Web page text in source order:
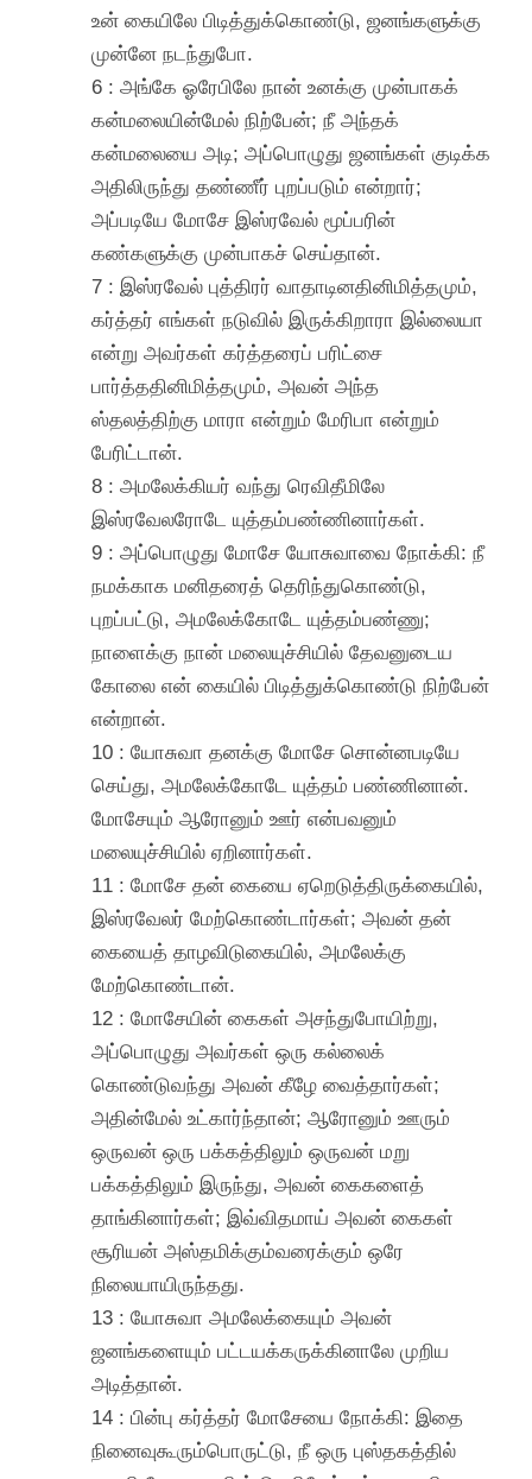
உன் கையிலே பிடித்துக்கொண்டு, ஜனங்களுக்கு
முன்னே நடந்துபோ.
6 : அங்கே ஓரேபிலே நான் உனக்கு முன்பாகக்
கன்மலையின்மேல் நிற்பேன்; நீ அந்தக்
கன்மலையை அடி; அப்பொழுது ஜனங்கள் குடிக்க
அதிலிருந்து தண்ணீர் புறப்படும் என்றார்;
அப்படியே மோசே இஸ்ரவேல் மூப்பரின்
கண்களுக்கு முன்பாகச் செய்தான்.
7 : இஸ்ரவேல் புத்திரர் வாதாடினதினிமித்தமும்,
கர்த்தர் எங்கள் நடுவில் இருக்கிறாரா இல்லையா
என்று அவர்கள் கர்த்தரைப் பரிட்சை
பார்த்ததினிமித்தமும், அவன் அந்த
ஸ்தலத்திற்கு மாரா என்றும் மேரிபா என்றும்
பேரிட்டான்.
8 : அமலேக்கியர் வந்து ரெவிதீமிலே
இஸ்ரவேலரோடே யுத்தம்பண்ணினார்கள்.
9 : அப்பொழுது மோசே யோசுவாவை நோக்கி: நீ
நமக்காக மனிதரைத் தெரிந்துகொண்டு,
புறப்பட்டு, அமலேக்கோடே யுத்தம்பண்ணு;
நாளைக்கு நான் மலையுச்சியில் தேவனுடைய
கோலை என் கையில் பிடித்துக்கொண்டு நிற்பேன்
என்றான்.
10 : யோசுவா தனக்கு மோசே சொன்னபடியே
செய்து, அமலேக்கோடே யுத்தம் பண்ணினான்.
மோசேயும் ஆரோனும் ஊர் என்பவனும்
மலையுச்சியில் ஏறினார்கள்.
11 : மோசே தன் கையை ஏறெடுத்திருக்கையில்,
இஸ்ரவேலர் மேற்கொண்டார்கள்; அவன் தன்
கையைத் தாழவிடுகையில், அமலேக்கு
மேற்கொண்டான்.
12 : மோசேயின் கைகள் அசந்துபோயிற்று,
அப்பொழுது அவர்கள் ஒரு கல்லைக்
கொண்டுவந்து அவன் கீழே வைத்தார்கள்;
அதின்மேல் உட்கார்ந்தான்; ஆரோனும் ஊரும்
ஒருவன் ஒரு பக்கத்திலும் ஒருவன் மறு
பக்கத்திலும் இருந்து, அவன் கைகளைத்
தாங்கினார்கள்; இவ்விதமாய் அவன் கைகள்
சூரியன் அஸ்தமிக்கும்வரைக்கும் ஒரே
நிலையாயிருந்தது.
13 : யோசுவா அமலேக்கையும் அவன்
ஜனங்களையும் பட்டயக்கருக்கினாலே முறிய
அடித்தான்.
14 : பின்பு கர்த்தர் மோசேயை நோக்கி: இதை
நினைவுகூரும்பொருட்டு, நீ ஒரு புஸ்தகத்தில்